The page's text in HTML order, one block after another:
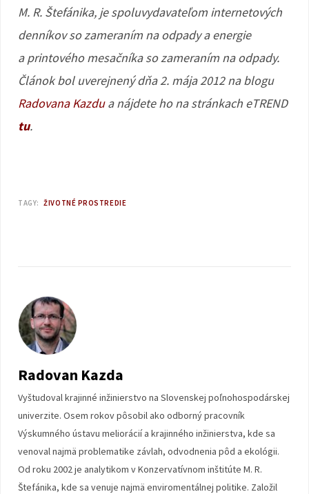
M. R. Štefánika, je spoluvydavateľom internetových
denníkov so zameraním na odpady a energie
a printového mesačníka so zameraním na odpady.
Článok bol uverejnený dňa 2. mája 2012 na blogu
Radovana Kazdua nájdete ho na stránkach eTREND
tu.
TAGY: ŽIVOTNÉ PROSTREDIE
Radovan Kazda
Vyštudoval krajinné inžinierstvo na Slovenskej poľnohospodárskej
univerzite. Osem rokov pôsobil ako odborný pracovník
Výskumného ústavu meliorácií a krajinného inžinierstva, kde sa
venoval najmä problematike závlah, odvodnenia pôd a ekológii.
Od roku 2002 je analytikom v Konzervatívnom inštitúte M. R.
Štefánika, kde sa venuje najmä enviromentálnej politike. Založil